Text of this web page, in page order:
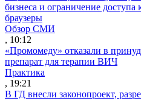
бизнеса и ограничение
браузеры
Обзор СМИ
, 10:12
«Промомеду» отказали в
препарат для терапии ВИЧ
Практика
, 19:21
В ГД внесли законопроект,